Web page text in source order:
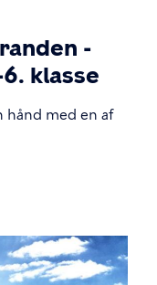
-
klasse
hånd med en af